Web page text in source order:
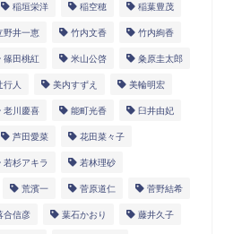
稲垣栄洋 稲空穂 稲葉豊茂
野井一恵 竹内文香 竹内絢香
篠田桃紅 米山公啓 粂原圭太郎
行人 美内すずえ 美輪明宏
老川慶喜 能町光香 臼井由妃
芦田愛菜 花田菜々子
若杉アキラ 若林理砂
荒濱一 菅原道仁 菅野結希
合信彦 葉石かおり 藤井久子